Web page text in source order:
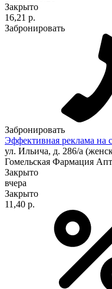
Закрыто
16,21 р.
Забронировать
Забронировать
Эффективная реклама на
ул. Ильича, д. 286/а
Гомельская Фармация
Закрыто
вчера
Закрыто
11,40 р.